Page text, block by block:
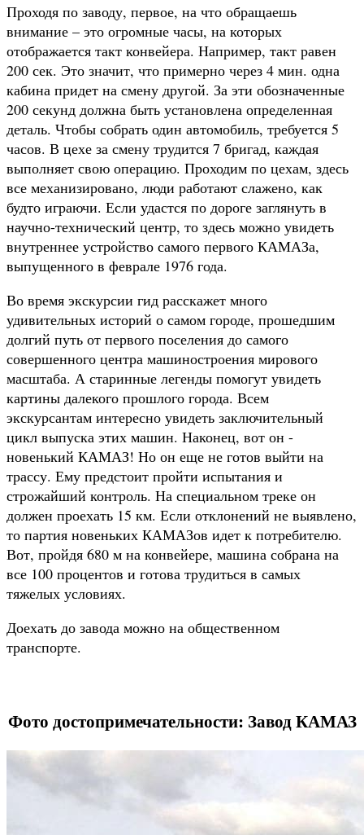
Проходя по заводу, первое, на что обращаешь
внимание – это огромные часы, на которых
отображается такт конвейера. Например, такт равен
200 сек. Это значит, что примерно через 4 мин. одна
кабина придет на смену другой. За эти обозначенные
200 секунд должна быть установлена определенная
деталь. Чтобы собрать один автомобиль, требуется 5
часов. В цехе за смену трудится 7 бригад, каждая
выполняет свою операцию. Проходим по цехам, здесь
все механизировано, люди работают слажено, как
будто играючи. Если удастся по дороге заглянуть в
научно-технический центр, то здесь можно увидеть
внутреннее устройство самого первого КАМАЗа,
выпущенного в феврале 1976 года.
Во время экскурсии гид расскажет много
удивительных историй о самом городе, прошедшим
долгий путь от первого поселения до самого
совершенного центра машиностроения мирового
масштаба. А старинные легенды помогут увидеть
картины далекого прошлого города. Всем
экскурсантам интересно увидеть заключительный
цикл выпуска этих машин. Наконец, вот он -
новенький КАМАЗ! Но он еще не готов выйти на
трассу. Ему предстоит пройти испытания и
строжайший контроль. На специальном треке он
должен проехать 15 км. Если отклонений не выявлено,
то партия новеньких КАМАЗов идет к потребителю.
Вот, пройдя 680 м на конвейере, машина собрана на
все 100 процентов и готова трудиться в самых
тяжелых условиях.
Доехать до завода можно на общественном
транспорте.
Фото достопримечательности: Завод КАМАЗ